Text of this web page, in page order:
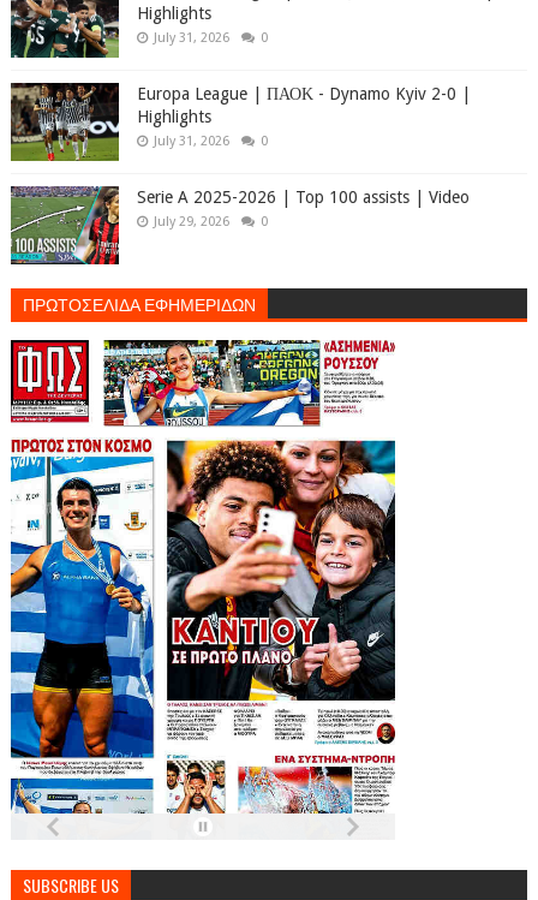
Highlights
July 31, 2026 0
Europa League | ΠΑΟΚ - Dynamo Kyiv 2-0 |
Highlights
July 31, 2026 0
Serie A 2025-2026 | Top 100 assists | Video
July 29, 2026 0
ΠΡΩΤΟΣΕΛΙΔΑ ΕΦΗΜΕΡΙΔΩΝ
SUBSCRIBE US